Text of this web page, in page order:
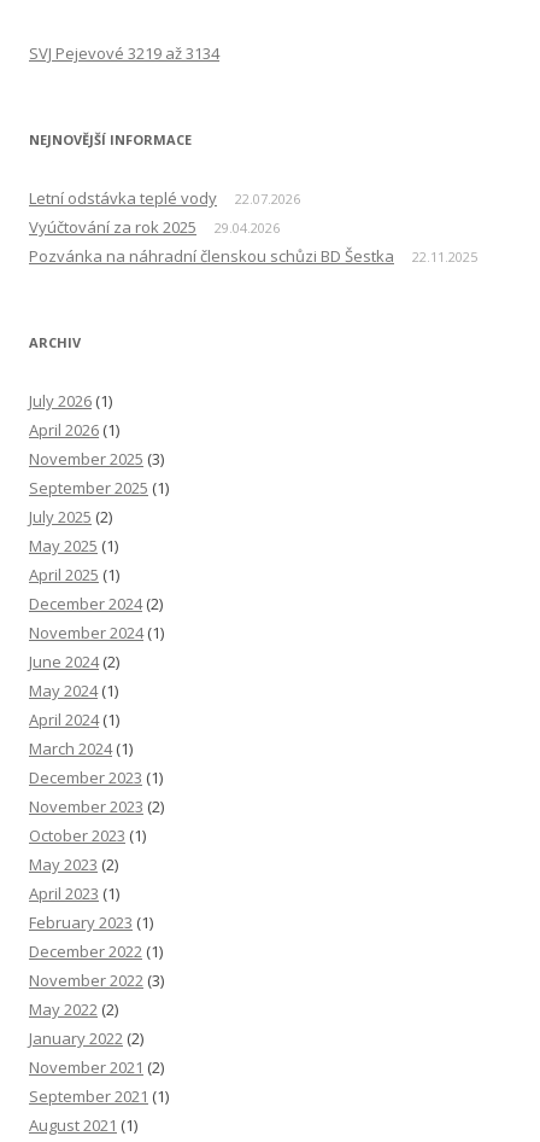
SVJ Pejevové 3219 až 3134
NEJNOVĚJŠÍ INFORMACE
Letní odstávka teplé vody 22.07.2026
Vyúčtování za rok 2025 29.04.2026
Pozvánka na náhradní členskou schůzi BD Šestka 22.11.2025
ARCHIV
July 2026 (1)
April 2026 (1)
November 2025 (3)
September 2025 (1)
July 2025 (2)
May 2025 (1)
April 2025 (1)
December 2024(2)
November 2024(1)
June 2024(2)
May 2024(1)
April 2024(1)
March 2024(1)
December 2023 (1)
November 2023 (2)
October 2023 (1)
May 2023 (2)
April 2023 (1)
February 2023 (1)
December 2022 (1)
November 2022 (3)
May 2022 (2)
January 2022 (2)
November 2021 (2)
September 2021 (1)
August 2021 (1)